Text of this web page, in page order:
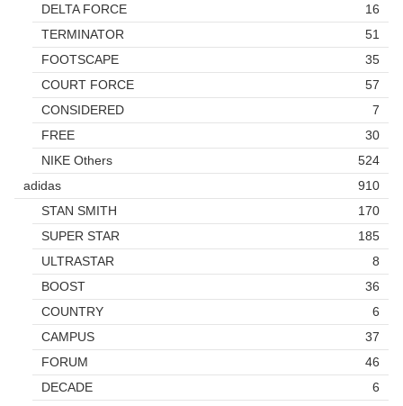
DELTA FORCE
16
TERMINATOR
51
FOOTSCAPE
35
COURT FORCE
57
CONSIDERED
7
FREE
30
NIKE Others
524
adidas
910
STAN SMITH
170
SUPER STAR
185
ULTRASTAR
8
BOOST
36
COUNTRY
6
CAMPUS
37
FORUM
46
DECADE
6